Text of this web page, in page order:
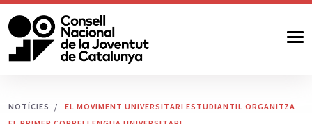
NOTÍCIES
EL MOVIMENT UNIVERSITARI ESTUDIANTIL ORGANITZA